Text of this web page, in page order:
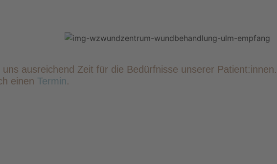
ausreichend Zeit für die Bedürfnisse unserer
einen Termin.